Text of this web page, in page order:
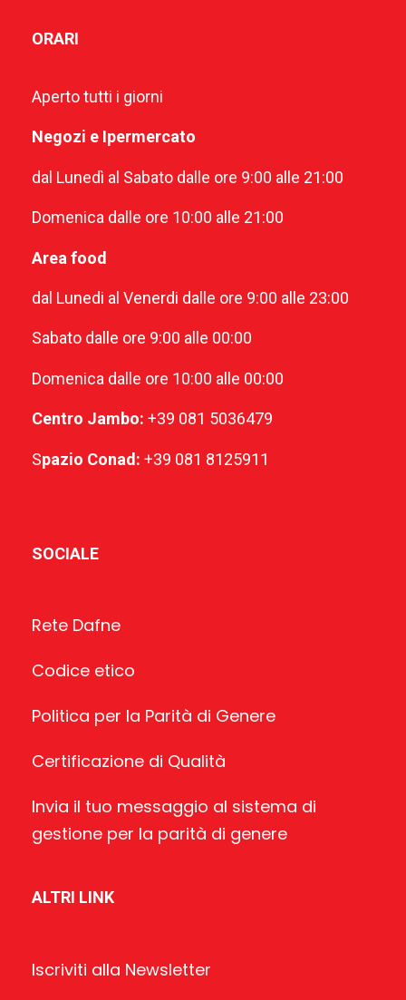
ORARI
Aperto tutti i giorni
Negozi e Ipermercato
dal Lunedì al Sabato dalle ore 9:00 alle 21:00
Domenica dalle ore 10:00 alle 21:00
Area food
dal Lunedi al Venerdi dalle ore 9:00 alle 23:00
Sabato dalle ore 9:00 alle 00:00
Domenica dalle ore 10:00 alle 00:00
Centro Jambo: +39 081 5036479
Spazio Conad: +39 081 8125911
SOCIALE
Rete Dafne
Codice etico
Politica per la Parità di Genere
Certificazione di Qualità
Invia il tuo messaggio al sistema di
gestione per la parità di genere
ALTRI LINK
Iscriviti alla Newsletter